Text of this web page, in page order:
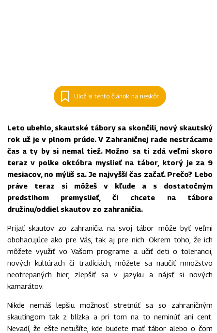
Ulož si tento článok na neskôr
Leto ubehlo, skautské tábory sa skončili, nový skautský
rok už je v plnom prúde. V Zahraničnej rade nestrácame
čas a ty by si nemal tiež. Možno sa ti zdá veľmi skoro
teraz v polke októbra myslieť na tábor, ktorý je za 9
mesiacov, no mýliš sa. Je najvyšší čas začať. Prečo? Lebo
práve teraz si môžeš v kľude a s dostatočným
predstihom premyslieť, či chcete na tábore
družinu/oddiel skautov zo zahraničia.
Prijať skautov zo zahraničia na svoj tábor môže byť veľmi
obohacujúce ako pre Vás, tak aj pre nich. Okrem toho, že ich
môžete využiť vo Vašom programe a učiť deti o tolerancii,
nových kultúrach či tradíciách, môžete sa naučiť množstvo
neotrepaných hier, zlepšiť sa v jazyku a nájsť si nových
kamarátov.
Nikde nemáš lepšiu možnosť stretnúť sa so zahraničným
skautingom tak z blízka a pri tom na to neminúť ani cent.
Nevadí, že ešte netušíte, kde budete mať tábor alebo o čom